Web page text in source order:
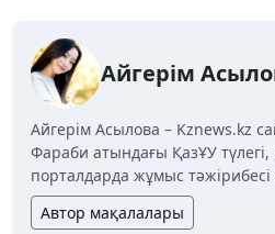
Айгерім
Айгерім Асылова – Kznews.kz
Фараби атындағы ҚазҰУ
порталдарда жұмыс
Автор мақалалары